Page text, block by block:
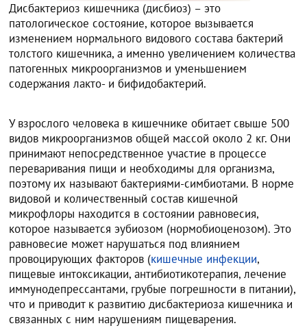
Дисбактериоз кишечника (дисбиоз) – это
патологическое состояние, которое вызывается
изменением нормального видового состава бактерий
толстого кишечника, а именно увеличением количества
патогенных микроорганизмов и уменьшением
содержания лакто- и бифидобактерий.
У взрослого человека в кишечнике обитает свыше 500
видов микроорганизмов общей массой около 2 кг. Они
принимают непосредственное участие в процессе
переваривания пищи и необходимы для организма,
поэтому их называют бактериями-симбиотами. В норме
видовой и количественный состав кишечной
микрофлоры находится в состоянии равновесия,
которое называется эубиозом (нормобиоценозом). Это
равновесие может нарушаться под влиянием
провоцирующих факторов (кишечные инфекции,
пищевые интоксикации, антибиотикотерапия, лечение
иммунодепрессантами, грубые погрешности в питании),
что и приводит к развитию дисбактериоза кишечника и
связанных с ним нарушениям пищеварения.